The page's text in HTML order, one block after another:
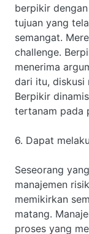
berpikir
tujuan yang
semangat.
challenge.
menerima
dari itu, diskusi
Berpikir
tertanam pada
6. Dapat
Seseorang
manajemen
memikirkan
matang.
proses yang